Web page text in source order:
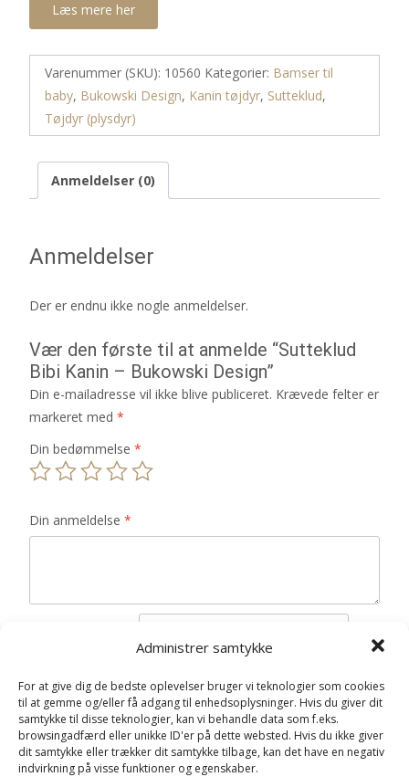
Administrer samtykke
For at give dig de bedste oplevelser bruger vi teknologier som cookies
til at gemme og/eller få adgang til enhedsoplysninger. Hvis du giver dit
samtykke til disse teknologier, kan vi behandle data som f.eks.
browsingadfærd eller unikke ID'er på dette websted. Hvis du ikke giver
dit samtykke eller trækker dit samtykke tilbage, kan det have en negativ
indvirkning på visse funktioner og egenskaber.
Læs mere her
Varenummer (SKU): 10560 Kategorier: Bamser til
baby, Bukowski Design, Kanin tøjdyr, Sutteklud,
Tøjdyr (plysdyr)
Anmeldelser (0)
Anmeldelser
Der er endnu ikke nogle anmeldelser.
Vær den første til at anmelde “Sutteklud
Bibi Kanin – Bukowski Design”
Din e-mailadresse vil ikke blive publiceret. Krævede felter er
markeret med *
Din bedømmelse *
Din anmeldelse *
Gem mit navn, mail og websted i denne browser til
næste gang jeg kommenterer.